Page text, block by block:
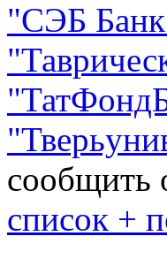
"СЭБ Банк
"
"
"
сообщить
список +